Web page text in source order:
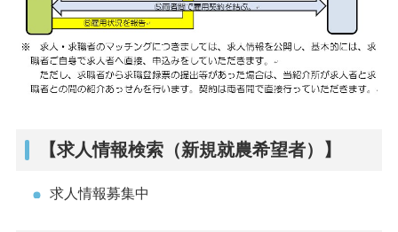
【求人情報検索（新規就農希望者）】
求人情報募集中